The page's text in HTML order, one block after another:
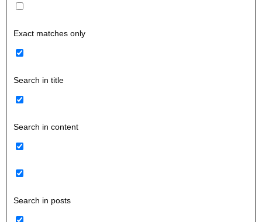
Exact matches only
Search in title
Search in content
Search in posts